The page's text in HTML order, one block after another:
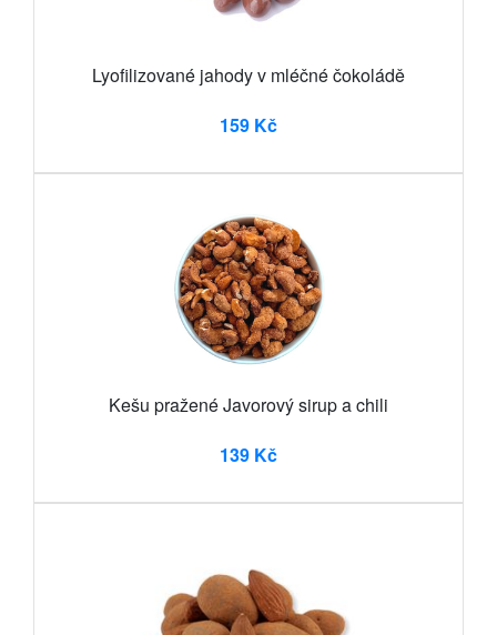
Lyofilizované jahody v mléčné čokoládě
159 Kč
Kešu pražené Javorový sirup a chili
139 Kč